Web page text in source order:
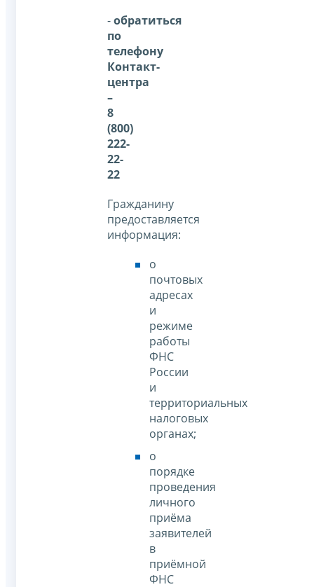
-обратиться
по
телефону
Контакт-
центра
–
8
(800)
222-
22-
22
Гражданину
предоставляется
информация:
о
почтовых
адресах
и
режиме
работы
ФНС
России
и
территориальных
налоговых
органах;
о
порядке
проведения
личного
приёма
заявителей
в
приёмной
ФНС